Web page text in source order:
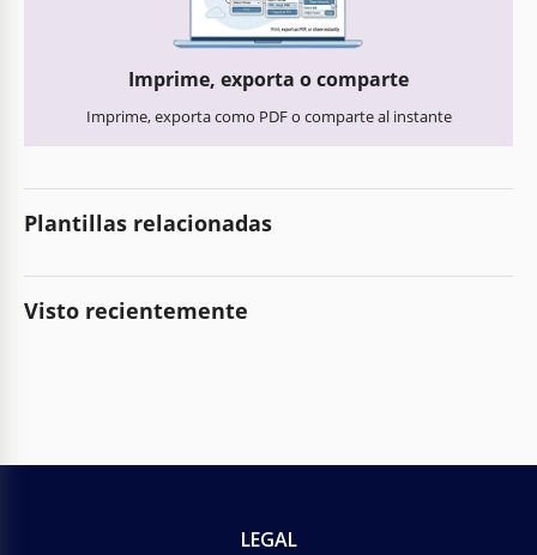
Imprime, exporta o comparte
Imprime, exporta como PDF o comparte al instante
Plantillas relacionadas
Visto recientemente
LEGAL